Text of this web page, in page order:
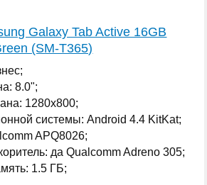
Galaxy Tab Active 16GB
(SM-T365)
8.0";
1280x800;
системы: Android 4.4 KitKat;
APQ8026;
да Qualcomm Adreno 305;
1.5 ГБ;